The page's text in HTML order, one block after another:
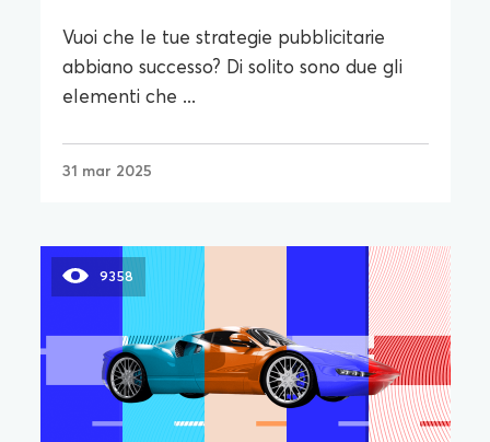
Vuoi che le tue strategie pubblicitarie
abbiano successo? Di solito sono due gli
elementi che ...
31 mar 2025
9358